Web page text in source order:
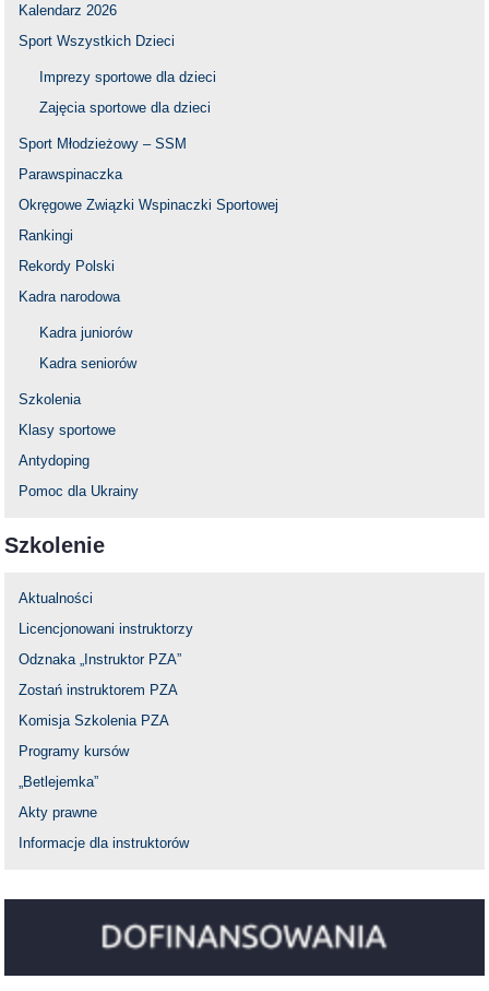
Kalendarz 2026
Sport Wszystkich Dzieci
Imprezy sportowe dla dzieci
Zajęcia sportowe dla dzieci
Sport Młodzieżowy – SSM
Parawspinaczka
Okręgowe Związki Wspinaczki Sportowej
Rankingi
Rekordy Polski
Kadra narodowa
Kadra juniorów
Kadra seniorów
Szkolenia
Klasy sportowe
Antydoping
Pomoc dla Ukrainy
Szkolenie
Aktualności
Licencjonowani instruktorzy
Odznaka „Instruktor PZA”
Zostań instruktorem PZA
Komisja Szkolenia PZA
Programy kursów
„Betlejemka”
Akty prawne
Informacje dla instruktorów